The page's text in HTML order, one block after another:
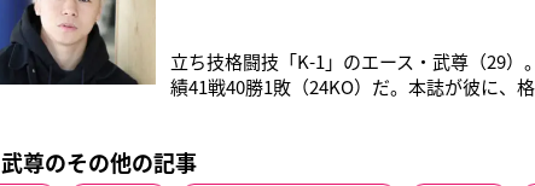
立ち技格闘技「K-1」のエース・武尊（29
績41戦40勝1敗（24KO）だ。本誌が彼に、
ーK-1を象徴する代表と言われていますが
ッシャーはもち
武尊のその他の記事